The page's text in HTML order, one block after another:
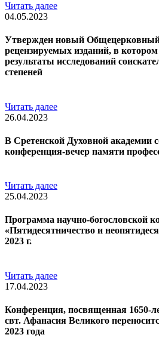
Читать далее
04.05.2023
Утвержден новый Общецерковный
рецензируемых изданий, в
результаты исследований
степеней
Читать далее
26.04.2023
В Сретенской Духовной академии
конференция-вечер памяти
Читать далее
25.04.2023
Программа научно-богословской
«Пятидесятничество и
2023 г.
Читать далее
17.04.2023
Конференция, посвященная 1650-
свт. Афанасия Великого
2023 года